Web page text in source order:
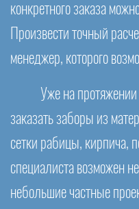
конкретного заказа
Произвести точный
менеджер, которого
Уже на
заказать заборы из
сетки рабицы, кирпича,
специалиста возможен
небольшие частные